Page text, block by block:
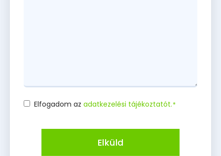
Consent*
Elfogadom az adatkezelési tájékoztatót.*
Elküld